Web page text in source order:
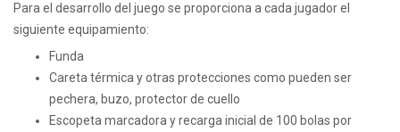
Para el desarrollo del juego se proporciona a cada jugador el
siguiente equipamiento:
Funda
Careta térmica y otras protecciones como pueden ser
pechera, buzo, protector de cuello
Escopeta marcadora y recarga inicial de 100 bolas por